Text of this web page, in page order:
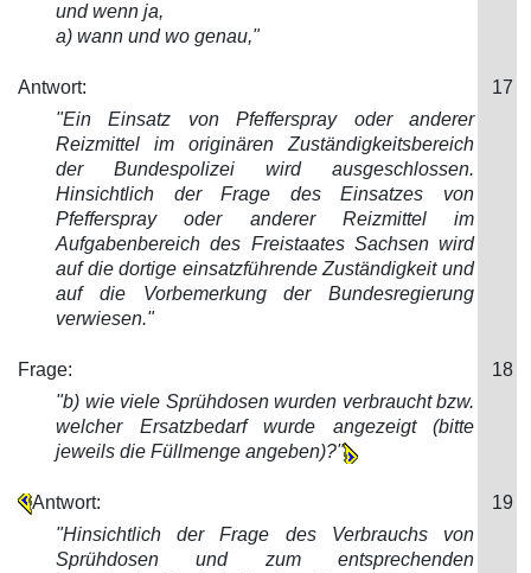
und wenn ja,
a) wann und wo genau,"
Antwort:
17
"Ein Einsatz von Pfefferspray oder anderer
Reizmittel im originären Zuständigkeitsbereich
der Bundespolizei wird ausgeschlossen.
Hinsichtlich der Frage des Einsatzes von
Pfefferspray oder anderer Reizmittel im
Aufgabenbereich des Freistaates Sachsen wird
auf die dortige einsatzführende Zuständigkeit und
auf die Vorbemerkung der Bundesregierung
verwiesen."
Frage:
18
"b) wie viele Sprühdosen wurden verbraucht bzw.
welcher Ersatzbedarf wurde angezeigt (bitte
jeweils die Füllmenge angeben)?"
Antwort:
19
"Hinsichtlich der Frage des Verbrauchs von
Sprühdosen und zum entsprechenden